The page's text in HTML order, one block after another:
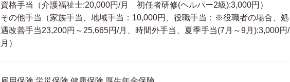
資格手当（介護福祉士:20,000円/月 初任者研修(ヘルパー2級):3,000円）
その他手当（家族手当、地域手当：10,000円、役職手当：※役職者の場合、処
遇改善手当23,200円～25,665円/月、時間外手当、夏季手当(7月～9月):3,000円/
月）